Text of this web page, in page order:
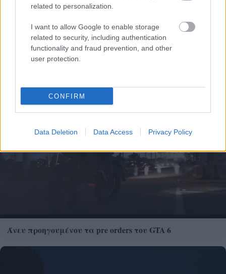
related to personalization.
I want to allow Google to enable storage
related to security, including authentication
functionality and fraud prevention, and other
user protection.
CONFIRM
Data Deletion Data Access Privacy Policy
Το άθλημα της μακροζωίας: Χαρίζει έως και 5
Άνευ προηγουμένου τα pre orders του GTA 6